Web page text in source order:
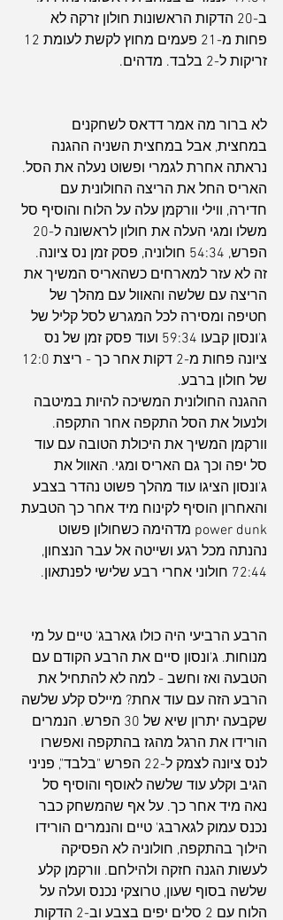
ב-20 הדקות הראשונות חולון זרקה לא
זריקות ל-2 בלבד. מדהים.
לא ברור מה אמר דדאס לשחקנים
במחצית, אבל במחצית השניה ההגנה
נראתה אחרת לגמרי ופשוט נעלה את הסל.
האריס החל את הריצה החולונית עם
חדירה, ווילי וורקמן עלה על הלוח והוסיף סל
הפרש, 54:34 חולוניה, פסק זמן נס ציונה.
זה לא עזר למארחים כשהאריס המשיך את
הריצה עם שלשה והאוול עם מהלך של
חטיפה ומסירה לכל המגרש לסל קליל של
ג'ונסון קבעו 59:34 ועוד פסק זמן של נס
של חולון ברבע.
ההגנה החולונית המשיכה להיות במיטבה
ולנעול את הסל התקפה אחר התקפה.
וורקמן המשיך את היכולת הטובה עם עוד
סל יפה וכך גם האריס ומגי. האוול את
ג'ונסון הציגו עוד מהלך פשוט נהדר בצבע
והאחרון הוסיף לקינוח מיד אחר כך הטבעת
power dunk מדהימה כשחולון פשוט
נהנתה מכל רגע ושייטה אל עבר הנצחון,
72:44 חולוני אחרי רבע שלישי לפנתאון.
הרבע הרביעי היה כולו גארבג' טיים על מי
מנוחות. ג'ונסון סיים את הרבע הקודם עם
הטבעה ואז וחשב - למה לא להתחיל את
הרבע הזה עם עוד אחת? מיילס קלע שלשה
שקבעה יתרון שיא של 30 הפרש. הנמרים
הורידו את הרגל מהגז בהתקפה ואפשרו
לנס ציונה לצמק ל-22 הפרש "בלבד", פניני
הגיב וקלע עוד שלשה לאוסף והוסיף סל
נאה מיד אחר כך. על אף שהמשחק כבר
נכנס עמוק לגארבג' טיים והנמרים הורידו
הילוך בהתקפה, חולוניה לא הפסיקה
לעשות הגנה חזקה ולהילחם. וורקמן קלע
שלשה בסוף שעון, טרוצקי נכנס ועלה על
הלוח עם 2 סלים יפים בצבע וב-2 הדקות